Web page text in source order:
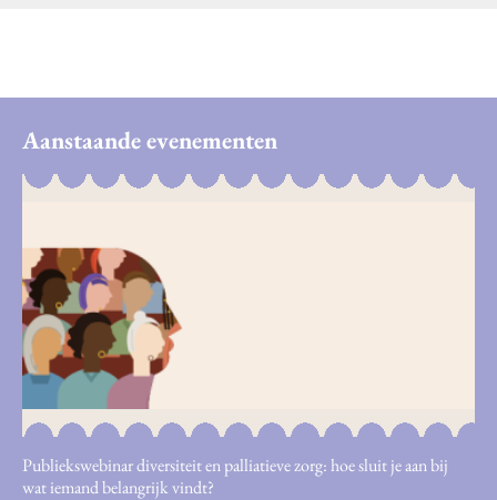
Aanstaande evenementen
Publiekswebinar diversiteit en palliatieve zorg: hoe sluit je aan bij
wat iemand belangrijk vindt?